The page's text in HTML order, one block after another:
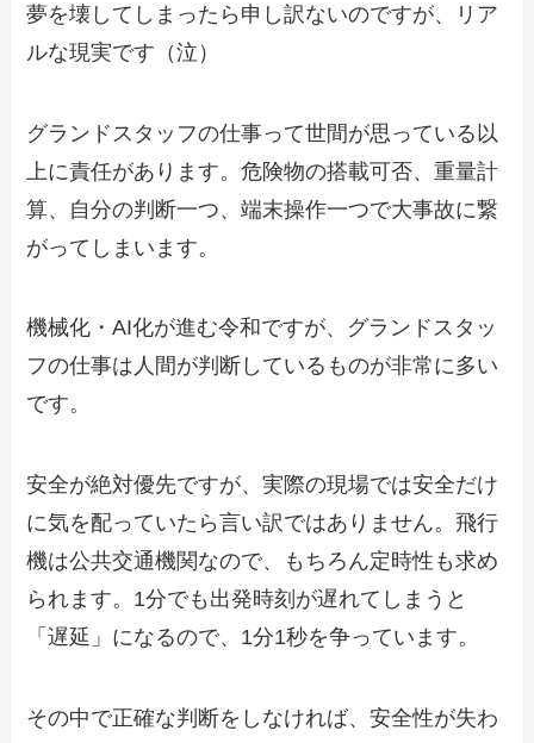
夢を壊してしまったら申し訳ないのですが、リア
ルな現実です（泣）
グランドスタッフの仕事って世間が思っている以
上に責任があります。危険物の搭載可否、重量計
算、自分の判断一つ、端末操作一つで大事故に繋
がってしまいます。
機械化・AI化が進む令和ですが、グランドスタッ
フの仕事は人間が判断しているものが非常に多い
です。
安全が絶対優先ですが、実際の現場では安全だけ
に気を配っていたら言い訳ではありません。飛行
機は公共交通機関なので、もちろん定時性も求め
られます。1分でも出発時刻が遅れてしまうと
「遅延」になるので、1分1秒を争っています。
その中で正確な判断をしなければ、安全性が失わ